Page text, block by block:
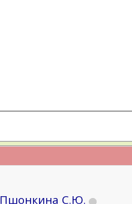
Пшонкина С.Ю.